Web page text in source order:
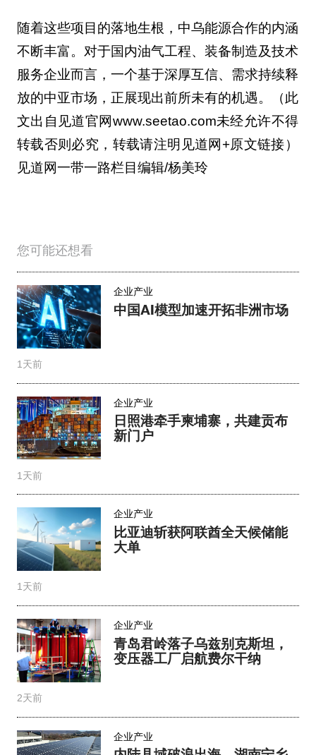
随着这些项目的落地生根，中乌能源合作的内涵
不断丰富。对于国内油气工程、装备制造及技术
服务企业而言，一个基于深厚互信、需求持续释
放的中亚市场，正展现出前所未有的机遇。（此
文出自见道官网www.seetao.com未经允许不得
转载否则必究，转载请注明见道网+原文链接）
见道网一带一路栏目编辑/杨美玲
您可能还想看
企业产业
中国AI模型加速开拓非洲市场
1天前
企业产业
日照港牵手柬埔寨，共建贡布
新门户
1天前
企业产业
比亚迪斩获阿联酋全天候储能
大单
1天前
企业产业
青岛君岭落子乌兹别克斯坦，
变压器工厂启航费尔干纳
2天前
企业产业